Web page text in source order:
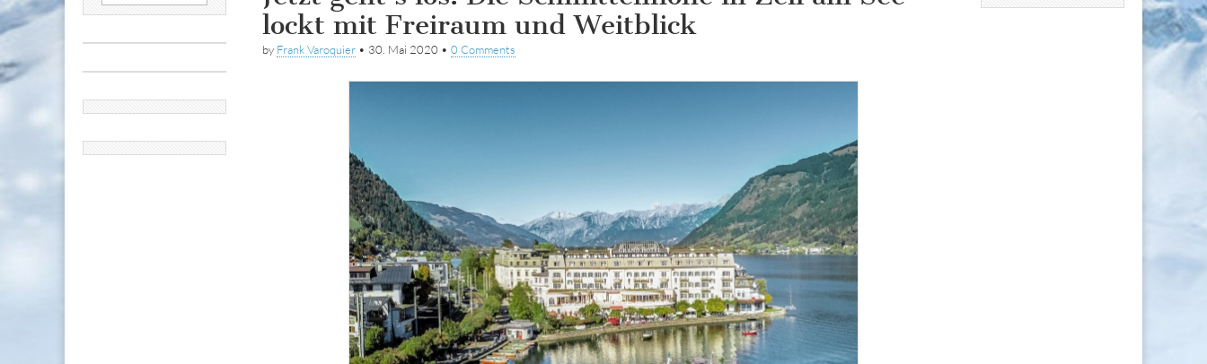
lockt mit Freiraum und Weitblick
by Frank Varoquier• 30. Mai 2020 • 0 Comments
nach: